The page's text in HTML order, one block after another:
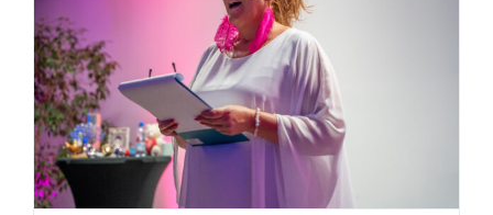
hivatásod
is
lehet
bejegyzéshez